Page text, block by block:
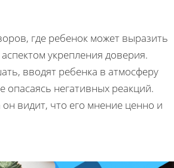
где ребенок может выразить
укрепления доверия.
вводят ребенка в атмосферу
негативных реакций.
видит, что его мнение ценно и